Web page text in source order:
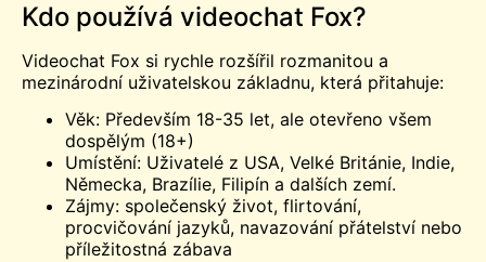
Kdo používá videochat Fox?
Videochat Fox si rychle rozšířil rozmanitou a
mezinárodní uživatelskou základnu, která přitahuje:
Věk: Především 18-35 let, ale otevřeno všem
dospělým (18+)
Umístění: Uživatelé z USA, Velké Británie, Indie,
Německa, Brazílie, Filipín a dalších zemí.
Zájmy: společenský život, flirtování,
procvičování jazyků, navazování přátelství nebo
příležitostná zábava